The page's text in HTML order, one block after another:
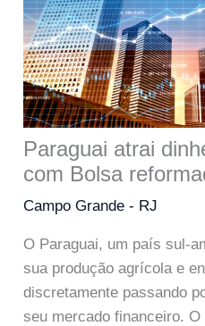
Paraguai atrai
com Bolsa
Campo Grande - RJ
O Paraguai, um país sul-
sua produção agrícola e
discretamente passando
seu mercado financeiro.